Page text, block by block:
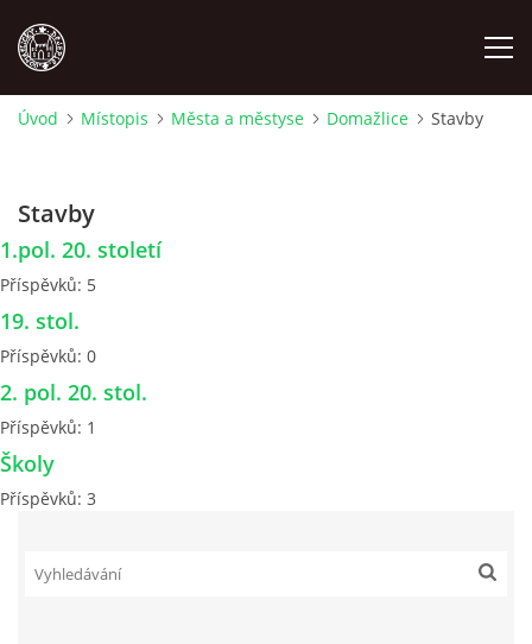
NÁRODOPIS
OSOBNOSTI
OSTATNÍ
ODKAZY
O NÁS
DŮL NA SLÍDU (NA KOLE)
Úvod Místopis Města a městyse Domažlice Stavby
Stavby
1.pol. 20. století
Příspěvků: 5
19. stol.
Příspěvků: 0
2. pol. 20. stol.
Příspěvků: 1
Školy
Příspěvků: 3